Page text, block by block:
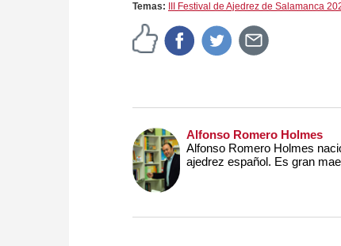
Temas: III Festival de Ajedrez de Salamanca
Alfonso Romero Holmes
Alfonso Romero Holmes
ajedrez español. Es gran